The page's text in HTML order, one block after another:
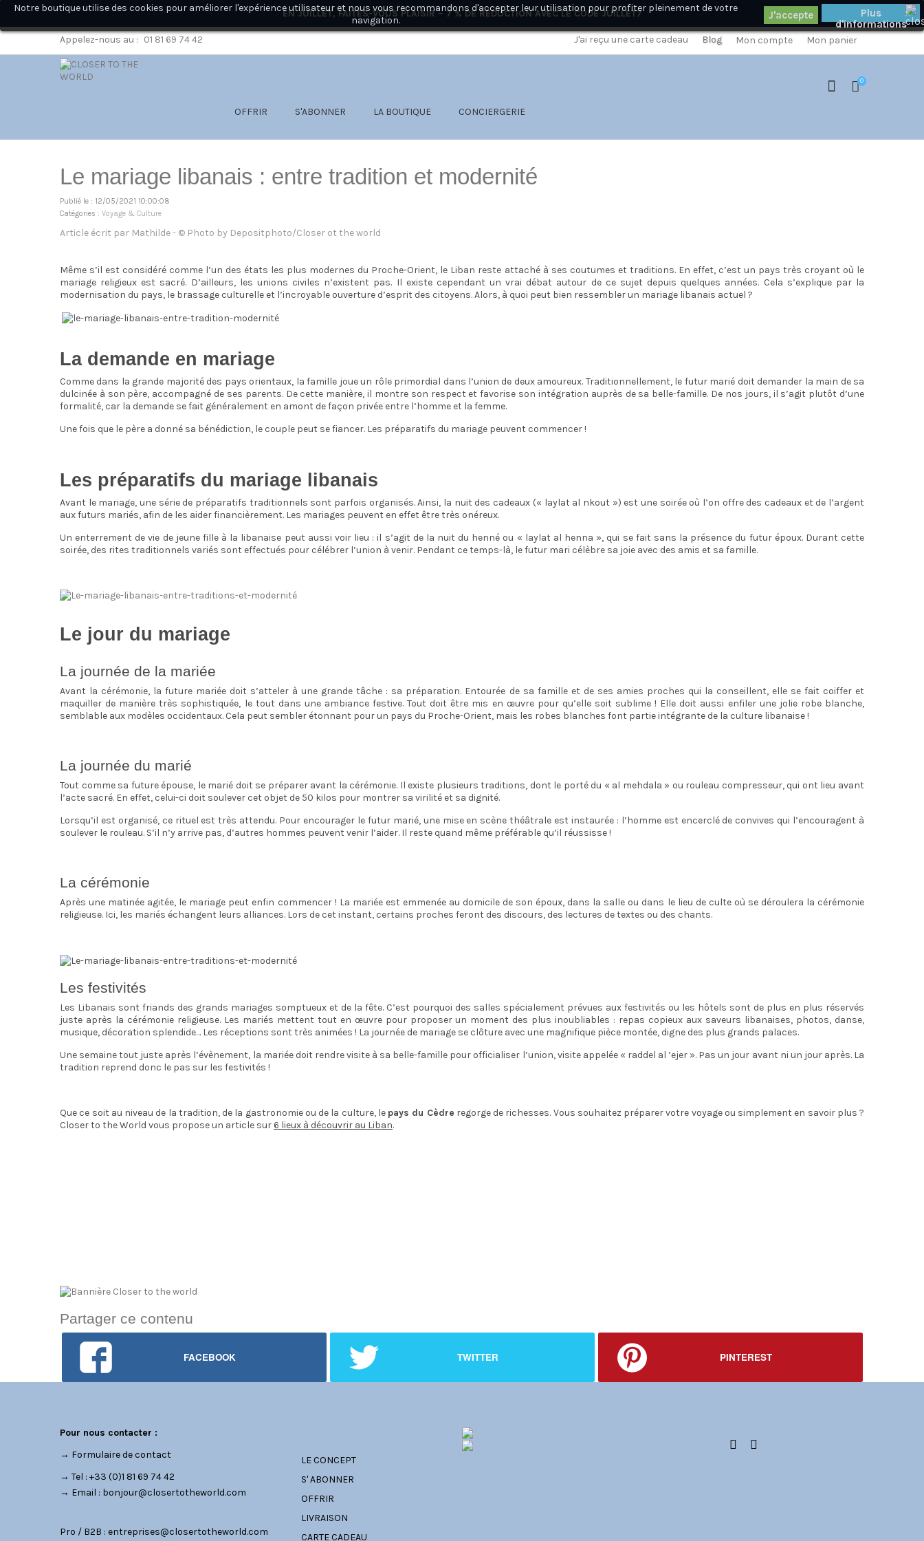
EN JUILLET, FAITES-VOUS PLAISIR – 7 % DE RÉDUCTION AVEC LE CODEJUILLET7 ×
Mon compte Mon panier
Appelez-nous au : 01 81 69 74 42 Blog
J'ai reçu une carte cadeau
0
OFFRIR S'ABONNER LA BOUTIQUE CONCIERGERIE
Notre boutique utilise des cookies pour améliorer l'expérience utilisateur et nous vous recommandons d'accepter leur utilisation pour profiter pleinement de votre
navigation.
Plus
d'informations
Le mariage libanais : entre tradition et modernité
Publié le : 12/05/2021 10:00:08
Catégories : Voyage & Culture
Article écrit par Mathilde - © Photo by Depositphoto/Closer ot the world
Même s’il est considéré comme l’un des états les plus modernes du Proche-Orient, le Liban reste attaché à ses coutumes et traditions. En effet, c’est un pays très croyant où le
mariage religieux est sacré. D’ailleurs, les unions civiles n’existent pas. Il existe cependant un vrai débat autour de ce sujet depuis quelques années. Cela s’explique par la
modernisation du pays, le brassage culturelle et l’incroyable ouverture d’esprit des citoyens. Alors, à quoi peut bien ressembler un mariage libanais actuel ?
La demande en mariage
Comme dans la grande majorité des pays orientaux, la famille joue un rôle primordial dans l’union de deux amoureux. Traditionnellement, le futur marié doit demander la main de sa
dulcinée à son père, accompagné de ses parents. De cette manière, il montre son respect et favorise son intégration auprès de sa belle-famille. De nos jours, il s’agit plutôt d’une
formalité, car la demande se fait généralement en amont de façon privée entre l’homme et la femme.
Une fois que le père a donné sa bénédiction, le couple peut se fiancer. Les préparatifs du mariage peuvent commencer !
Les préparatifs du mariage libanais
Avant le mariage, une série de préparatifs traditionnels sont parfois organisés. Ainsi, la nuit des cadeaux (« laylat al nkout ») est une soirée où l’on offre des cadeaux et de l’argent
aux futurs mariés, afin de les aider financièrement. Les mariages peuvent en effet être très onéreux.
Un enterrement de vie de jeune fille à la libanaise peut aussi voir lieu : il s’agit de la nuit du henné ou « laylat al henna », qui se fait sans la présence du futur époux. Durant cette
soirée, des rites traditionnels variés sont effectués pour célébrer l’union à venir. Pendant ce temps-là, le futur mari célèbre sa joie avec des amis et sa famille.
Le jour du mariage
La journée de la mariée
Avant la cérémonie, la future mariée doit s’atteler à une grande tâche : sa préparation. Entourée de sa famille et de ses amies proches qui la conseillent, elle se fait coiffer et
maquiller de manière très sophistiquée, le tout dans une ambiance festive. Tout doit être mis en œuvre pour qu’elle soit sublime ! Elle doit aussi enfiler une jolie robe blanche,
semblable aux modèles occidentaux. Cela peut sembler étonnant pour un pays du Proche-Orient, mais les robes blanches font partie intégrante de la culture libanaise !
La journée du marié
Tout comme sa future épouse, le marié doit se préparer avant la cérémonie. Il existe plusieurs traditions, dont le porté du « al mehdala » ou rouleau compresseur, qui ont lieu avant
l’acte sacré. En effet, celui-ci doit soulever cet objet de 50 kilos pour montrer sa virilité et sa dignité.
Lorsqu’il est organisé, ce rituel est très attendu. Pour encourager le futur marié, une mise en scène théâtrale est instaurée : l’homme est encerclé de convives qui l’encouragent à
soulever le rouleau. S’il n’y arrive pas, d’autres hommes peuvent venir l’aider. Il reste quand même préférable qu’il réussisse !
La cérémonie
Après une matinée agitée, le mariage peut enfin commencer ! La mariée est emmenée au domicile de son époux, dans la salle ou dans le lieu de culte où se déroulera la cérémonie
religieuse. Ici, les mariés échangent leurs alliances. Lors de cet instant, certains proches feront des discours, des lectures de textes ou des chants.
Les festivités
Les Libanais sont friands des grands mariages somptueux et de la fête. C’est pourquoi des salles spécialement prévues aux festivités ou les hôtels sont de plus en plus réservés
juste après la cérémonie religieuse. Les mariés mettent tout en œuvre pour proposer un moment des plus inoubliables : repas copieux aux saveurs libanaises, photos, danse,
musique, décoration splendide… Les réceptions sont très animées ! La journée de mariage se clôture avec une magnifique pièce montée, digne des plus grands palaces.
Une semaine tout juste après l’évènement, la mariée doit rendre visite à sa belle-famille pour officialiser l’union, visite appelée « raddel al ’ejer ». Pas un jour avant ni un jour après. La
tradition reprend donc le pas sur les festivités !
Que ce soit au niveau de la tradition, de la gastronomie ou de la culture, le pays du Cèdre regorge de richesses. Vous souhaitez préparer votre voyage ou simplement en savoir plus ?
Closer to the World vous propose un article sur 6 lieux à découvrir au Liban.
Partager ce contenu
FACEBOOK TWITTER PINTEREST
Pour nous contacter :
→ Formulaire de contact
→ Tel : +33 (0)1 81 69 74 42
→ Email : bonjour@closertotheworld.com
Pro / B2B : entreprises@closertotheworld.com
LE CONCEPT
S' ABONNER
OFFRIR
LIVRAISON
CARTE CADEAU